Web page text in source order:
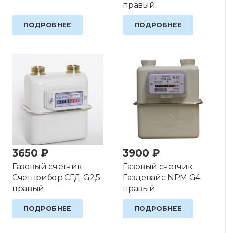
ПОДРОБНЕЕ
правый
ПОДРОБНЕЕ
3650 ₽
Газовый счетчик
Счетприбор СГД-G2,5
правый
ПОДРОБНЕЕ
3900₽
Газовый счетчик
Газдевайс NPM G4
правый
ПОДРОБНЕЕ